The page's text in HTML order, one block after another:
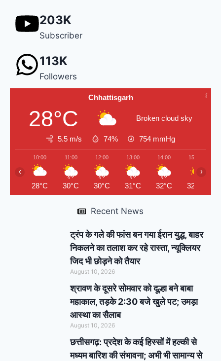
203K
Subscriber
113K
Followers
Chhattisgarh
28°C Broken cloud sky
5.5 m/s 74% 754 mmHg
10:00
28°C
11:00
30°C
12:00
30°C
13:00
31°C
14:00
32°C
15:00
32°C
‹ ›
Recent News
ट्रंप के गले की फांस बन गया ईरान युद्ध, बाहर
निकलने का तलाश कर रहे रास्ता, न्यूक्लियर
जिद भी छोड़ने को तैयार
August 10, 2026
श्रावण के दूसरे सोमवार को दूल्हा बने बाबा
महाकाल, तड़के 2:30 बजे खुले पट; उमड़ा
आस्था का सैलाब
August 10, 2026
छत्तीसगढ़: प्रदेश के कई हिस्सों में हल्की से
मध्यम बारिश की संभावना; अभी भी सामान्य से